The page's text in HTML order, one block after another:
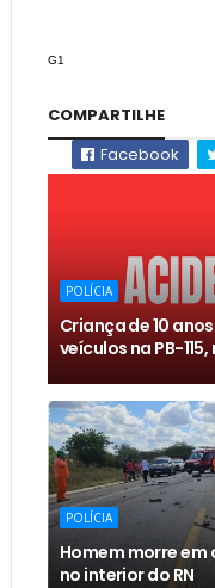
G1
COMPARTILHE
Facebook
POLÍCIA
Criança de 10
veículos na PB-
POLÍCIA
Homem morre
no interior do RN